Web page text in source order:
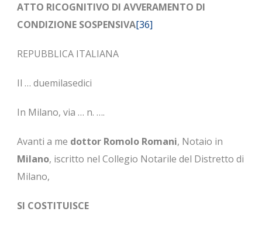
ATTO RICOGNITIVO DI AVVERAMENTO DI
CONDIZIONE SOSPENSIVA[36]
REPUBBLICA ITALIANA
Il … duemilasedici
In Milano, via … n. ….
Avanti a me dottor Romolo Romani, Notaio in
Milano, iscritto nel Collegio Notarile del Distretto di
Milano,
SI COSTITUISCE